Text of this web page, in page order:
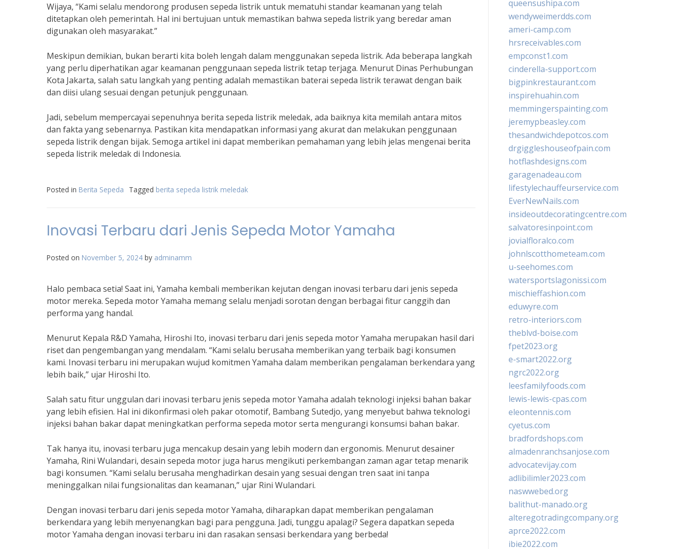
Wijaya, “Kami selalu mendorong produsen sepeda listrik untuk mematuhi standar keamanan yang telah
ditetapkan oleh pemerintah. Hal ini bertujuan untuk memastikan bahwa sepeda listrik yang beredar aman
digunakan oleh masyarakat.”
Meskipun demikian, bukan berarti kita boleh lengah dalam menggunakan sepeda listrik. Ada beberapa langkah
yang perlu diperhatikan agar keamanan penggunaan sepeda listrik tetap terjaga. Menurut Dinas Perhubungan
Kota Jakarta, salah satu langkah yang penting adalah memastikan baterai sepeda listrik terawat dengan baik
dan diisi ulang sesuai dengan petunjuk penggunaan.
Jadi, sebelum mempercayai sepenuhnya berita sepeda listrik meledak, ada baiknya kita memilah antara mitos
dan fakta yang sebenarnya. Pastikan kita mendapatkan informasi yang akurat dan melakukan penggunaan
sepeda listrik dengan bijak. Semoga artikel ini dapat memberikan pemahaman yang lebih jelas mengenai berita
sepeda listrik meledak di Indonesia.
Posted in Berita Sepeda Tagged berita sepeda listrik meledak
Inovasi Terbaru dari Jenis Sepeda Motor Yamaha
Posted on November 5, 2024 by adminamm
Halo pembaca setia! Saat ini, Yamaha kembali memberikan kejutan dengan inovasi terbaru dari jenis sepeda
motor mereka. Sepeda motor Yamaha memang selalu menjadi sorotan dengan berbagai fitur canggih dan
performa yang handal.
Menurut Kepala R&D Yamaha, Hiroshi Ito, inovasi terbaru dari jenis sepeda motor Yamaha merupakan hasil dari
riset dan pengembangan yang mendalam. “Kami selalu berusaha memberikan yang terbaik bagi konsumen
kami. Inovasi terbaru ini merupakan wujud komitmen Yamaha dalam memberikan pengalaman berkendara yang
lebih baik,” ujar Hiroshi Ito.
Salah satu fitur unggulan dari inovasi terbaru jenis sepeda motor Yamaha adalah teknologi injeksi bahan bakar
yang lebih efisien. Hal ini dikonfirmasi oleh pakar otomotif, Bambang Sutedjo, yang menyebut bahwa teknologi
injeksi bahan bakar dapat meningkatkan performa sepeda motor serta mengurangi konsumsi bahan bakar.
Tak hanya itu, inovasi terbaru juga mencakup desain yang lebih modern dan ergonomis. Menurut desainer
Yamaha, Rini Wulandari, desain sepeda motor juga harus mengikuti perkembangan zaman agar tetap menarik
bagi konsumen. “Kami selalu berusaha menghadirkan desain yang sesuai dengan tren saat ini tanpa
meninggalkan nilai fungsionalitas dan keamanan,” ujar Rini Wulandari.
Dengan inovasi terbaru dari jenis sepeda motor Yamaha, diharapkan dapat memberikan pengalaman
berkendara yang lebih menyenangkan bagi para pengguna. Jadi, tunggu apalagi? Segera dapatkan sepeda
motor Yamaha dengan inovasi terbaru ini dan rasakan sensasi berkendara yang berbeda!
queensushipa.com
wendyweimerdds.com
ameri-camp.com
hrsreceivables.com
empconst1.com
cinderella-support.com
bigpinkrestaurant.com
inspirehuahin.com
memmingerspainting.com
jeremypbeasley.com
thesandwichdepotcos.com
drgiggleshouseofpain.com
hotflashdesigns.com
garagenadeau.com
lifestylechauffeurservice.com
EverNewNails.com
insideoutdecoratingcentre.com
salvatoresinpoint.com
jovialfloralco.com
johnlscotthometeam.com
u-seehomes.com
watersportslagonissi.com
mischieffashion.com
eduwyre.com
retro-interiors.com
theblvd-boise.com
fpet2023.org
e-smart2022.org
ngrc2022.org
leesfamilyfoods.com
lewis-lewis-cpas.com
eleontennis.com
cyetus.com
bradfordshops.com
almadenranchsanjose.com
advocatevijay.com
adlibilimler2023.com
naswwebed.org
balithut-manado.org
alteregotradingcompany.org
aprce2022.com
ibie2022.com